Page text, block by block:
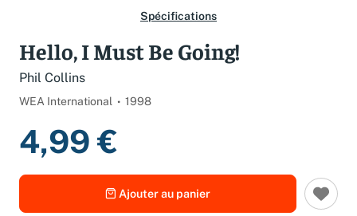
Spécifications
Hello, I Must Be Going!
Phil Collins
WEA International 1998
4,99 €
Ajouter au panier